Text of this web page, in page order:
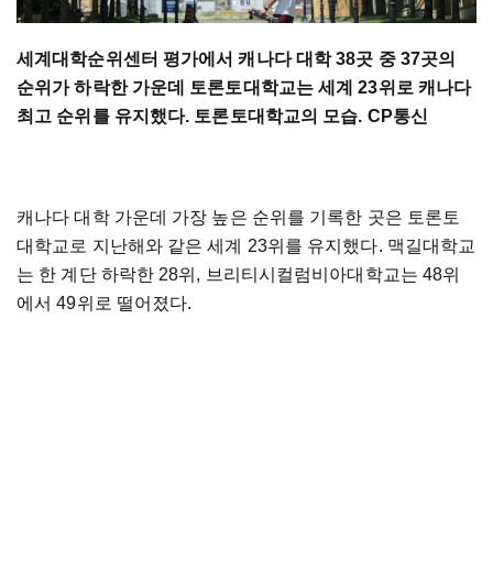
세계대학순위센터 평가에서 캐나다 대학 38곳 중 37곳의
순위가 하락한 가운데 토론토대학교는 세계 23위로 캐나다
최고 순위를 유지했다. 토론토대학교의 모습. CP통신
캐나다 대학 가운데 가장 높은 순위를 기록한 곳은 토론토
대학교로 지난해와 같은 세계 23위를 유지했다. 맥길대학교
는 한 계단 하락한 28위, 브리티시컬럼비아대학교는 48위
에서 49위로 떨어졌다.